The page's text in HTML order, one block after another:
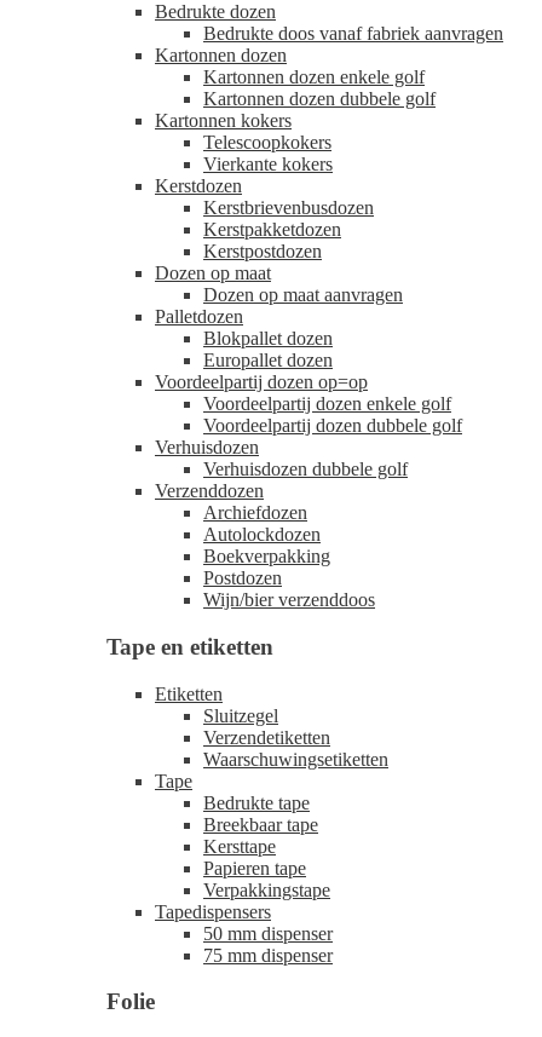
Bedrukte dozen
Bedrukte doos vanaf fabriek aanvragen
Kartonnen dozen
Kartonnen dozen enkele golf
Kartonnen dozen dubbele golf
Kartonnen kokers
Telescoopkokers
Vierkante kokers
Kerstdozen
Kerstbrievenbusdozen
Kerstpakketdozen
Kerstpostdozen
Dozen op maat
Dozen op maat aanvragen
Palletdozen
Blokpallet dozen
Europallet dozen
Voordeelpartij dozen op=op
Voordeelpartij dozen enkele golf
Voordeelpartij dozen dubbele golf
Verhuisdozen
Verhuisdozen dubbele golf
Verzenddozen
Archiefdozen
Autolockdozen
Boekverpakking
Postdozen
Wijn/bier verzenddoos
Tape en etiketten
Etiketten
Sluitzegel
Verzendetiketten
Waarschuwingsetiketten
Tape
Bedrukte tape
Breekbaar tape
Kersttape
Papieren tape
Verpakkingstape
Tapedispensers
50 mm dispenser
75 mm dispenser
Folie